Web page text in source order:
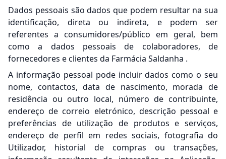
Dados pessoais são dados que podem resultar na sua
identificação, direta ou indireta, e podem ser
referentes a consumidores/público em geral, bem
como a dados pessoais de colaboradores, de
fornecedores e clientes da Farmácia Saldanha .
A informação pessoal pode incluir dados como o seu
nome, contactos, data de nascimento, morada de
residência ou outro local, número de contribuinte,
endereço de correio eletrónico, descrição pessoal e
preferências de utilização de produtos e serviços,
endereço de perfil em redes sociais, fotografia do
Utilizador, historial de compras ou transações,